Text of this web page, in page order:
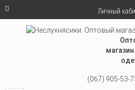
Личный
(067) 905-53-